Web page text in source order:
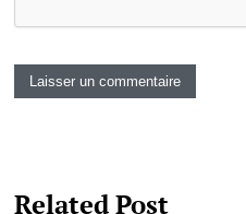
Related Post